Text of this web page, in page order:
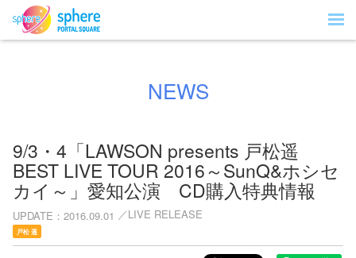
NEWS
9/3・4「LAWSON presents 戸松遥
BEST LIVE TOUR 2016～SunQ&ホシセ
カイ～」愛知公演 CD購入特典情報
UPDATE 2016.09.01 LIVE RELEASE
戸松 遥